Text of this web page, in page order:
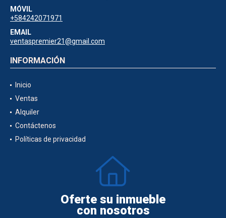
MÓVIL
+584242071971
EMAIL
ventaspremier21@gmail.com
INFORMACIÓN
Inicio
Ventas
Alquiler
Contáctenos
Políticas de privacidad
Oferte su inmueble
con nosotros